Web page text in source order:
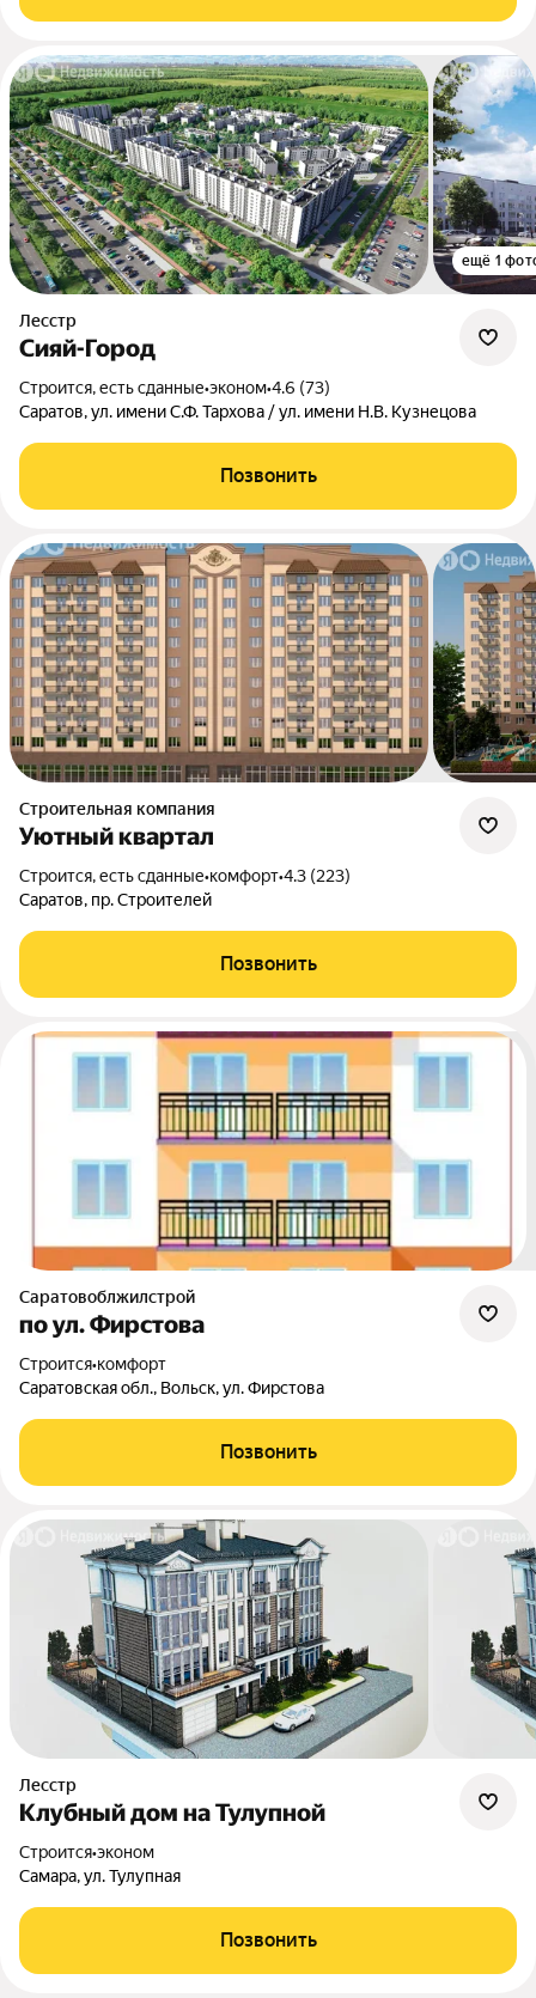
ещё 1
Лесстр
Сияй-Город
Строится, есть сданные•эконом•4.6 (73)
Саратов, ул. имени С.Ф. Тархова / ул. имени Н.В. Кузнецова
Позвонить
Строительная компания
Уютный квартал
Строится, есть сданные•комфорт•4.3 (223)
Саратов, пр. Строителей
Позвонить
Саратовоблжилстрой
по ул. Фирстова
Строится•комфорт
Саратовская обл., Вольск, ул. Фирстова
Позвонить
Лесстр
Клубный дом на Тулупной
Строится•эконом
Самара, ул. Тулупная
Позвонить